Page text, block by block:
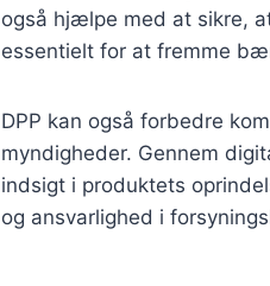
også hjælpe med at sikre,
essentielt for at fremme
DPP kan også forbedre
myndigheder. Gennem
indsigt i produktets
og ansvarlighed i